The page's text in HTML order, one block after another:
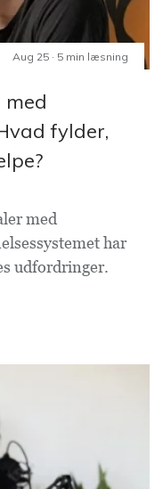
Aug 25 · 5 min læsning
fylder,
med
har
udfordringer.